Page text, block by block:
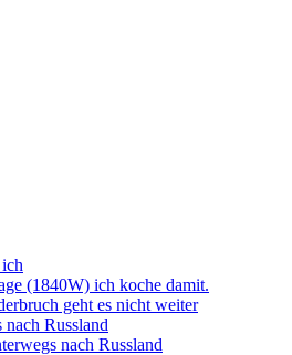
(1840W) ich koche damit.
geht es nicht weiter
Russland
nach Russland